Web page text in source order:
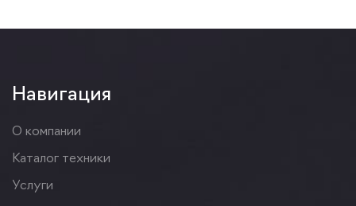
Навигация
О компании
Каталог техники
Услуги